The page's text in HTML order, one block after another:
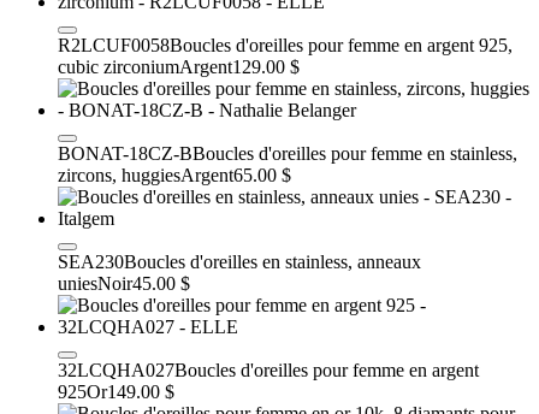
R2LCUF0058Boucles d'oreilles pour femme en argent 925,
cubic zirconiumArgent129.00 $
BONAT-18CZ-BBoucles d'oreilles pour femme en stainless,
zircons, huggiesArgent65.00 $
SEA230Boucles d'oreilles en stainless, anneaux
uniesNoir45.00 $
32LCQHA027Boucles d'oreilles pour femme en argent
925Or149.00 $